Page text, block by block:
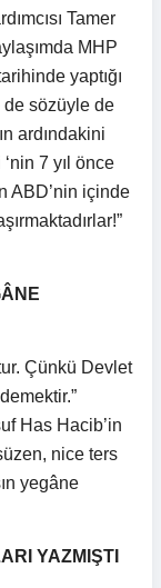
Tamer
MHP
yaptığı
de sözüyle de
ardındakini
7 yıl önce
ABD’nin içinde
Çünkü Devlet
Has Hacib’in
nice ters
yegâne
YAZMIŞTI